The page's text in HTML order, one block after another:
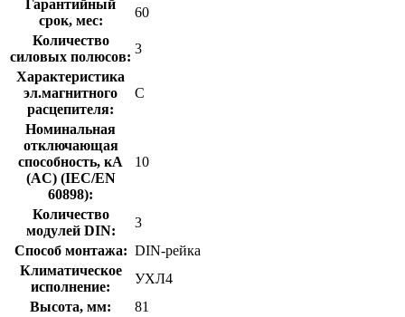
Гарантийный
срок, мес:
60
Количество
силовых полюсов:
3
Характеристика
эл.магнитного
расцепителя:
C
Номинальная
отключающая
способность, кA
(AC) (IEC/EN
60898):
10
Количество
модулей DIN:
3
Способ монтажа: DIN-рейка
Климатическое
исполнение:
УХЛ4
Высота, мм:
81